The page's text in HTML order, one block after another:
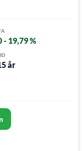
- 19,79 %
år